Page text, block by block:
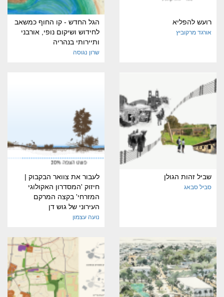
רועש להפליא
אורגד מרקוביץ
הגל החדש - קו החוף כמשאב
לחידוש ושיקום נופי, אורבני
ותיירותי בנהריה
שרון נגוסה
שביל זהות הגולן
סביל סבאג
לעבור את צוואר הבקבוק |
חיזוק 'המסדרון האקולוגי
המזרחי' בקצה המרקם
העירוני של גוש דן
נועה עצמון